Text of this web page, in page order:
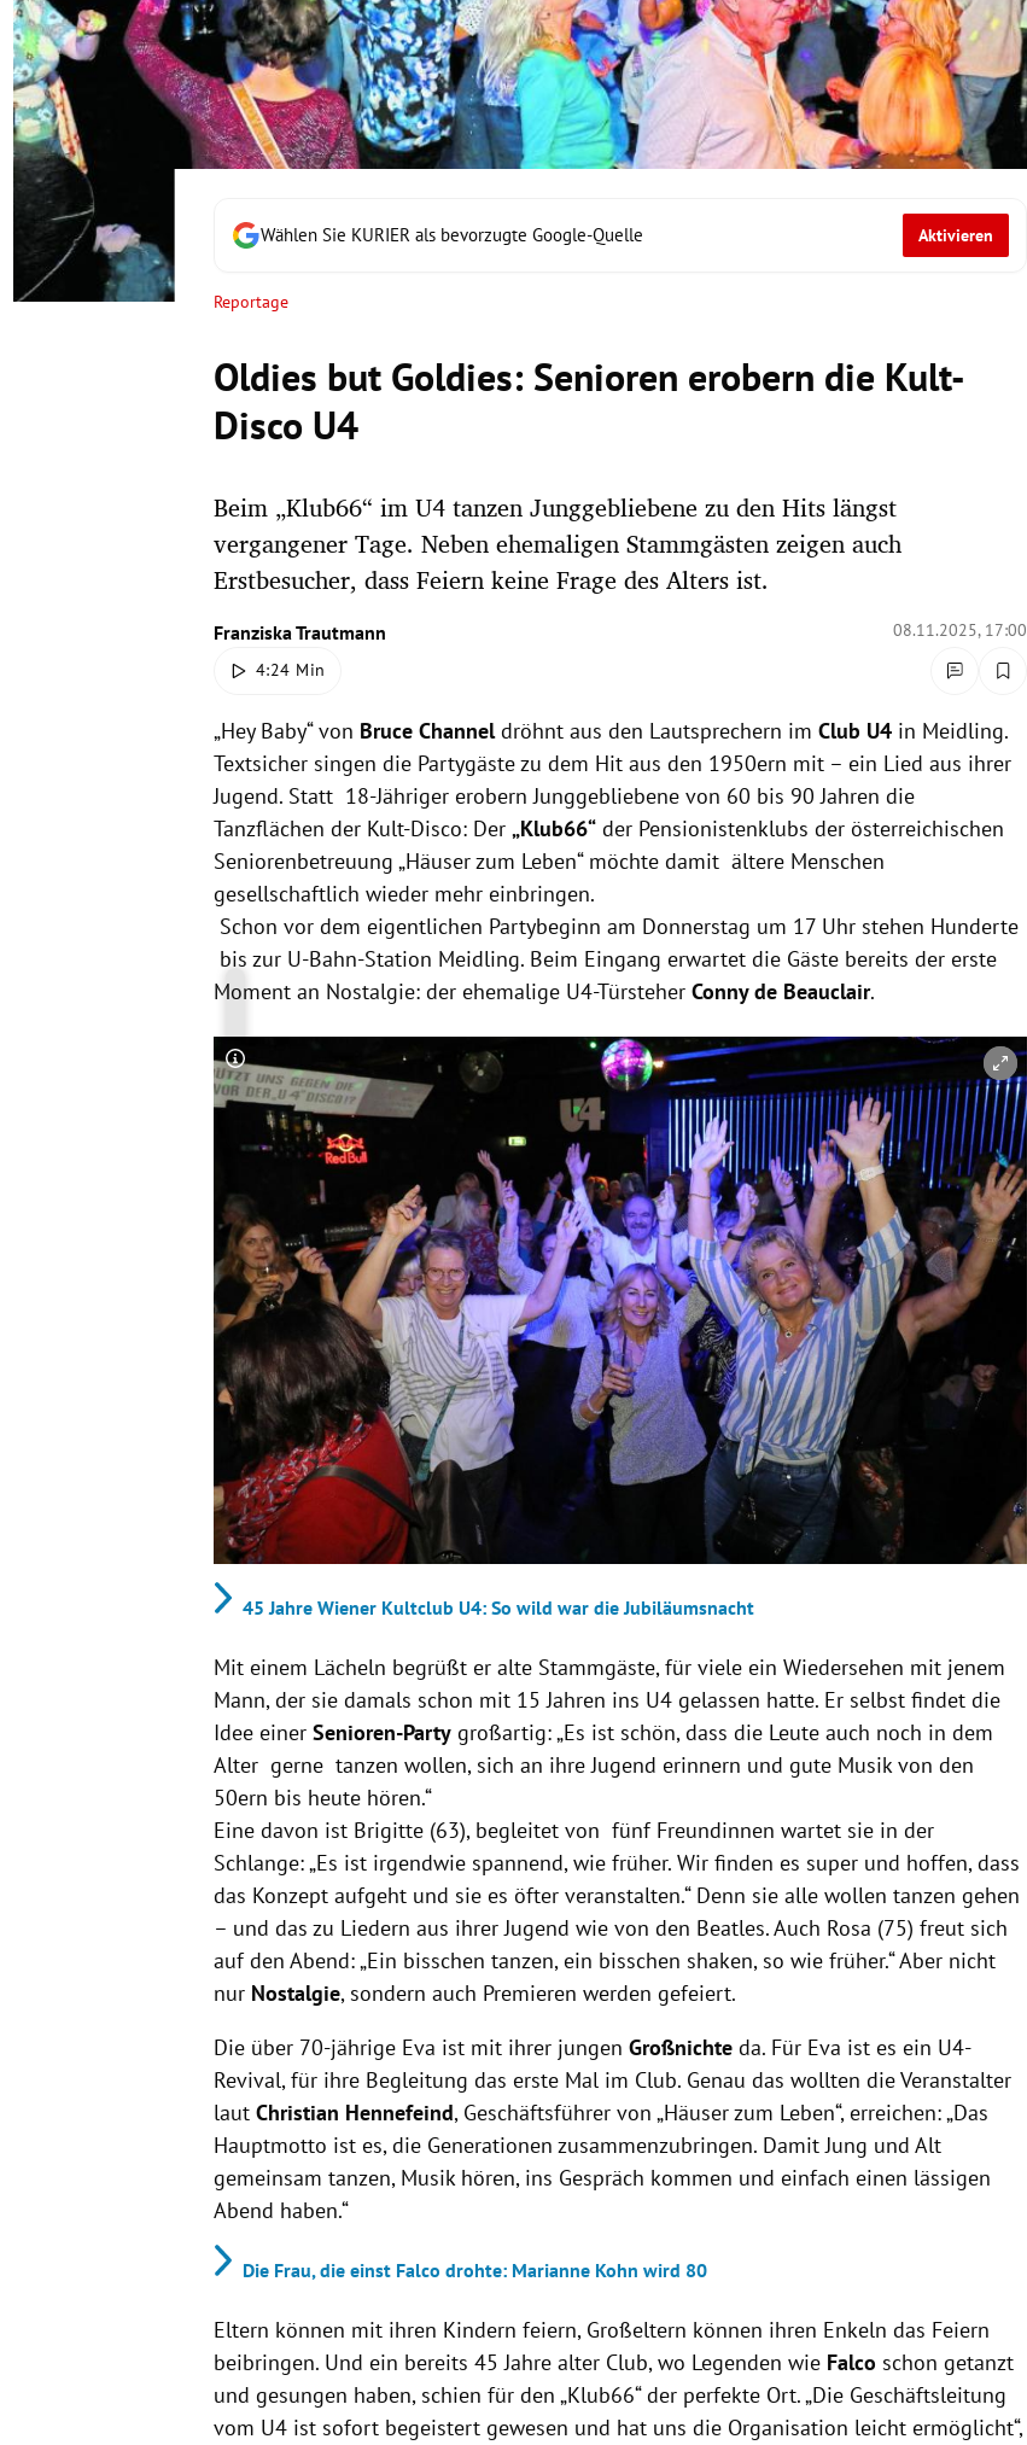
Untermenü
Untermenü
Untermenü
Untermenü
Untermenü
Wählen Sie KURIER als bevorzugte Google-Quelle Aktivieren
Reportage
Oldies but Goldies: Senioren erobern die Kult-
Disco U4
Beim „Klub66“ im U4 tanzen Junggebliebene zu den Hits längst
vergangener Tage. Neben ehemaligen Stammgästen zeigen auch
Erstbesucher, dass Feiern keine Frage des Alters ist.
Franziska Trautmann
08.11.2025, 17:00
4:24 Min
„Hey Baby“ von Bruce Channeldröhnt aus den Lautsprechern im Club U4in Meidling.
Textsicher singen die Partygäste zu dem Hit aus den 1950ern mit – ein Lied aus ihrer
Jugend. Statt 18-Jähriger erobern Junggebliebene von 60 bis 90 Jahren die
Tanzflächen der Kult-Disco: Der „Klub66“der Pensionistenklubs der österreichischen
Seniorenbetreuung „Häuser zum Leben“ möchte damit ältere Menschen
gesellschaftlich wieder mehr einbringen.
Schon vor dem eigentlichen Partybeginn am Donnerstag um 17 Uhr stehen Hunderte
bis zur U-Bahn-Station Meidling. Beim Eingang erwartet die Gäste bereits der erste
Moment an Nostalgie: der ehemalige U4-Türsteher Conny de Beauclair.
Copyright-Hinweis öffnen/schließen
45 Jahre Wiener Kultclub U4: So wild war die Jubiläumsnacht
Mit einem Lächeln begrüßt er alte Stammgäste, für viele ein Wiedersehen mit jenem
Mann, der sie damals schon mit 15 Jahren ins U4 gelassen hatte. Er selbst findet die
Idee einer Senioren-Partygroßartig: „Es ist schön, dass die Leute auch noch in dem
Alter gerne tanzen wollen, sich an ihre Jugend erinnern und gute Musik von den
50ern bis heute hören.“
Eine davon ist Brigitte (63), begleitet von fünf Freundinnen wartet sie in der
Schlange: „Es ist irgendwie spannend, wie früher. Wir finden es super und hoffen, dass
das Konzept aufgeht und sie es öfter veranstalten.“ Denn sie alle wollen tanzen gehen
– und das zu Liedern aus ihrer Jugend wie von den Beatles. Auch Rosa (75) freut sich
auf den Abend: „Ein bisschen tanzen, ein bisschen shaken, so wie früher.“ Aber nicht
nur Nostalgie, sondern auch Premieren werden gefeiert.
Die über 70-jährige Eva ist mit ihrer jungen Großnichte da. Für Eva ist es ein U4-
Revival, für ihre Begleitung das erste Mal im Club. Genau das wollten die Veranstalter
laut Christian Hennefeind, Geschäftsführer von „Häuser zum Leben“, erreichen: „Das
Hauptmotto ist es, die Generationen zusammenzubringen. Damit Jung und Alt
gemeinsam tanzen, Musik hören, ins Gespräch kommen und einfach einen lässigen
Abend haben.“
Die Frau, die einst Falco drohte: Marianne Kohn wird 80
Eltern können mit ihren Kindern feiern, Großeltern können ihren Enkeln das Feiern
beibringen. Und ein bereits 45 Jahre alter Club, wo Legenden wie Falco schon getanzt
und gesungen haben, schien für den „Klub66“ der perfekte Ort. „Die Geschäftsleitung
vom U4 ist sofort begeistert gewesen und hat uns die Organisation leicht ermöglicht“,